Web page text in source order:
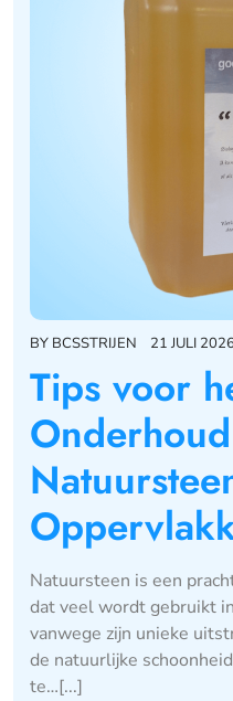
BY BCSSTRIJEN 21 JULI 2026
Tips voor
Natuursteen is een
dat veel wordt gebruikt
vanwege zijn unieke
de natuurlijke
te…[...]